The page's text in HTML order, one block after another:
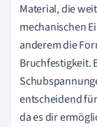
Material, die
mechanischen
anderem die
Bruchfestigkeit.
entscheidend
da es dir